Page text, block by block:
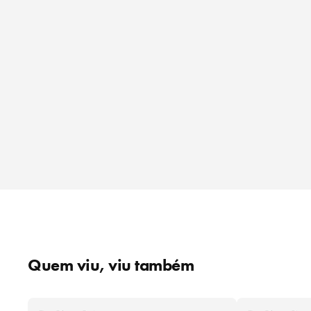
Quem viu, viu também